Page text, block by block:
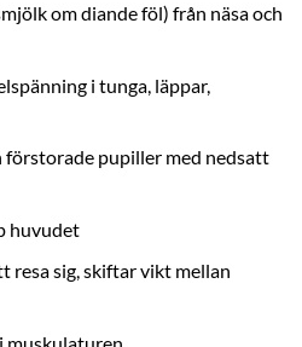
om diande föl) från näsa och
i tunga, läppar,
förstorade pupiller med nedsatt
huvudet
resa sig, skiftar vikt mellan